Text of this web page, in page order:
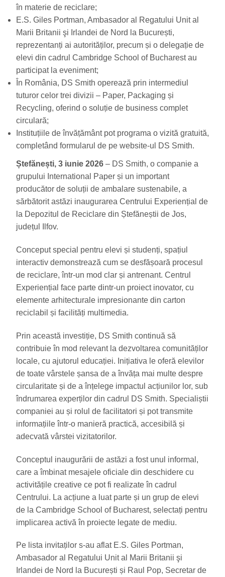
în materie de reciclare;
E.S. Giles Portman, Ambasador al Regatului Unit al
Marii Britanii şi Irlandei de Nord la București,
reprezentanți ai autorităților, precum și o delegație de
elevi din cadrul Cambridge School of Bucharest au
participat la eveniment;
În România, DS Smith operează prin intermediul
tuturor celor trei divizii – Paper, Packaging și
Recycling, oferind o soluție de business complet
circulară;
Instituțiile de învățământ pot programa o vizită gratuită,
completând formularul de pe website-ul DS Smith.
Ștefănești, 3 iunie 2026 – DS Smith, o companie a
grupului International Paper și un important
producător de soluții de ambalare sustenabile, a
sărbătorit astăzi inaugurarea Centrului Experiențial de
la Depozitul de Reciclare din Ștefăneștii de Jos,
județul Ilfov.
Conceput special pentru elevi și studenți, spațiul
interactiv demonstrează cum se desfășoară procesul
de reciclare, într-un mod clar și antrenant. Centrul
Experiențial face parte dintr-un proiect inovator, cu
elemente arhitecturale impresionante din carton
reciclabil și facilități multimedia.
Prin această investiție, DS Smith continuă să
contribuie în mod relevant la dezvoltarea comunităților
locale, cu ajutorul educației. Inițiativa le oferă elevilor
de toate vârstele șansa de a învăța mai multe despre
circularitate și de a înțelege impactul acțiunilor lor, sub
îndrumarea experților din cadrul DS Smith. Specialiștii
companiei au și rolul de facilitatori și pot transmite
informațiile într-o manieră practică, accesibilă și
adecvată vârstei vizitatorilor.
Conceptul inaugurării de astăzi a fost unul informal,
care a îmbinat mesajele oficiale din deschidere cu
activitățile creative ce pot fi realizate în cadrul
Centrului. La acțiune a luat parte și un grup de elevi
de la Cambridge School of Bucharest, selectați pentru
implicarea activă în proiecte legate de mediu.
Pe lista invitaților s-au aflat E.S. Giles Portman,
Ambasador al Regatului Unit al Marii Britanii şi
Irlandei de Nord la București și Raul Pop, Secretar de